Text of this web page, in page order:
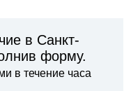
в Санкт-
форму.
в течение часа